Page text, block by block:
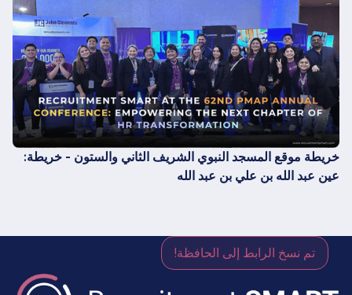
خريطة موقع المسجد النبوي الشريف الثاني والستون - خريطة:
عين عبد الله بن علي بن عبد الله
تم نسخ الرابط إلى الحافظة!